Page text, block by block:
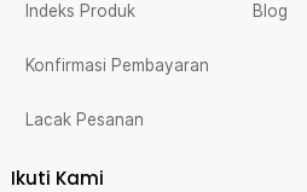
Indeks Produk
Konfirmasi Pembayaran
Lacak Pesanan
Blog
Ikuti Kami